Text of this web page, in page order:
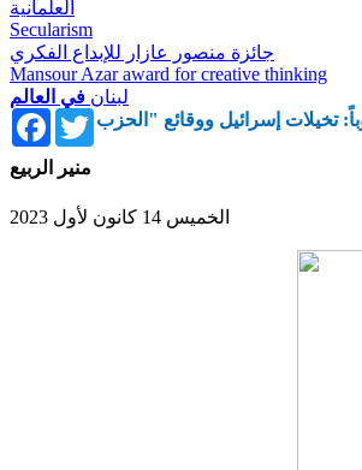
العلمانية
Secularism
جائزة منصور عازار للإبداع الفكري
Mansour Azar award for creative thinking
لبنان في العالم
FacebookTwitter
منير الربيع
الخميس 14 كانون لأول 2023